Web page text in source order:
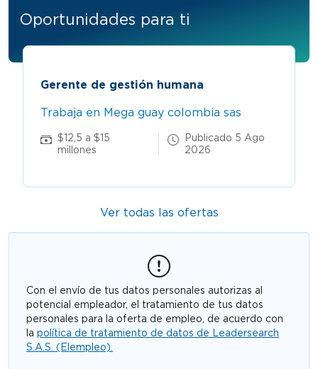
Oportunidades para ti
Gerente de gestión humana
Trabaja en Mega guay colombia sas
$12,5 a $15
millones
Publicado 5 Ago
2026
Ver todas las ofertas
Con el envío de tus datos personales autorizas al
potencial empleador, el tratamiento de tus datos
personales para la oferta de empleo, de acuerdo con
la política de tratamiento de datos de Leadersearch
S.A.S. (Elempleo).